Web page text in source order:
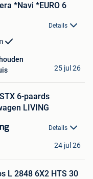
*Navi *EURO 6
Details
25 jul 26
6-paards
LIVING
Details
24 jul 26
L 2848 6X2 HTS 30